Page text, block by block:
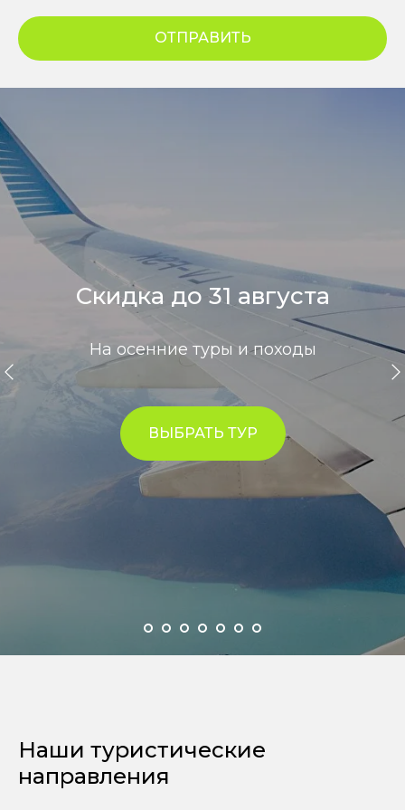
ОТПРАВИТЬ
Скидка до 31 августа
На осенние туры и походы
ВЫБРАТЬ ТУР
Наши туристические
направления